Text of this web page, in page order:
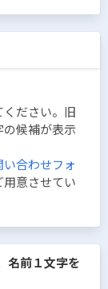
ださい。旧
候補が表示
い合わせフォ
意させてい
名前１文字を